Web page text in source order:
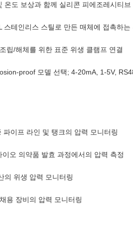
온도 보상과 함께 실리콘 피에조레시티
스테인리스 스틸로 만든 매체에 접촉하
립/해체를 위한 표준 위생 클램프 연결
proof 모델 선택; 4-20mA, 1-5V,
이프 라인 및 탱크의 압력 모니터링
이오 의약품 발효 과정에서의 압력 측정
의 위생 압력 모니터링
용 장비의 압력 모니터링